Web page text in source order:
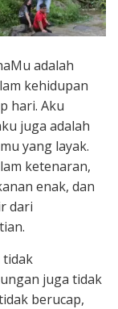
adalah
kehidupan
hari. Aku
juga adalah
yang layak.
ketenaran,
enak, dan
dari
tidak
juga tidak
berucap,